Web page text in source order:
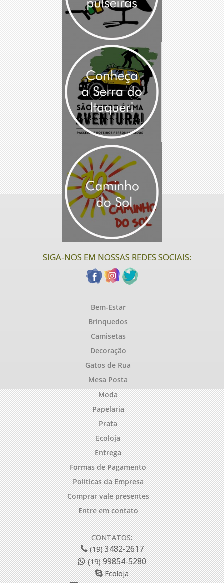
SIGA-NOS EM NOSSAS REDES SOCIAIS:
Bem-Estar
Brinquedos
Camisetas
Decoração
Gatos de Rua
Mesa Posta
Moda
Papelaria
Prata
Ecoloja
Entrega
Formas de Pagamento
Políticas da Empresa
Comprar vale presentes
Entre em contato
CONTATOS:
(19)3482-2617
(19)99854-5280
Ecoloja